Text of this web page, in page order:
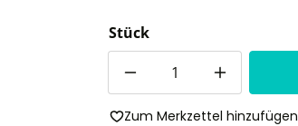
Stück
Zum Merkzettel hinzufügen